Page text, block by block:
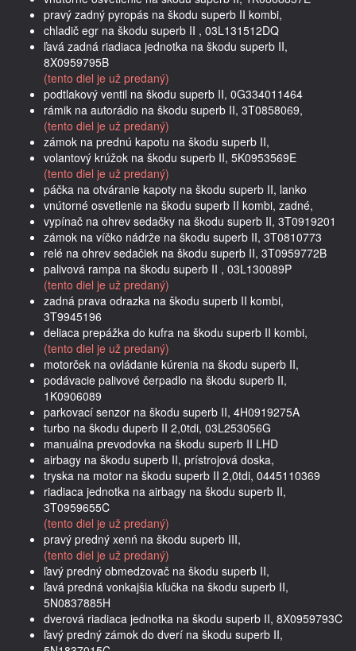
pravý zadný pyropás na škodu superb II kombi,
chladič egr na škodu superb II , 03L131512DQ
ľavá zadná riadiaca jednotka na škodu superb II,
8X0959795B
(tento diel je už predaný)
podtlakový ventil na škodu superb II, 0G334011464
rámik na autorádio na škodu superb II, 3T0858069,
(tento diel je už predaný)
zámok na prednú kapotu na škodu superb II,
volantový krúžok na škodu superb II, 5K0953569E
(tento diel je už predaný)
páčka na otváranie kapoty na škodu superb II, lanko
vnútorné osvetlenie na škodu superb II kombi, zadné,
vypínač na ohrev sedačky na škodu superb II, 3T0919201
zámok na víčko nádrže na škodu superb II, 3T0810773
relé na ohrev sedačiek na škodu superb II, 3T0959772B
palivová rampa na škodu superb II , 03L130089P
(tento diel je už predaný)
zadná prava odrazka na škodu superb II kombi,
3T9945196
deliaca prepážka do kufra na škodu superb II kombi,
(tento diel je už predaný)
motorček na ovládanie kúrenia na škodu superb II,
podávacie palivové čerpadlo na škodu superb II,
1K0906089
parkovací senzor na škodu superb II, 4H0919275A
turbo na škodu duperb II 2,0tdi, 03L253056G
manuálna prevodovka na škodu superb II LHD
airbagy na škodu superb II, prístrojová doska,
tryska na motor na škodu superb II 2,0tdi, 0445110369
riadiaca jednotka na airbagy na škodu superb II,
3T0959655C
(tento diel je už predaný)
pravý predný xenń na škodu superb III,
(tento diel je už predaný)
ľavý predný obmedzovač na škodu superb II,
ľavá predná vonkajšia kľučka na škodu superb II,
5N0837885H
dverová riadiaca jednotka na škodu superb II, 8X0959793C
ľavý predný zámok do dverí na škodu superb II,